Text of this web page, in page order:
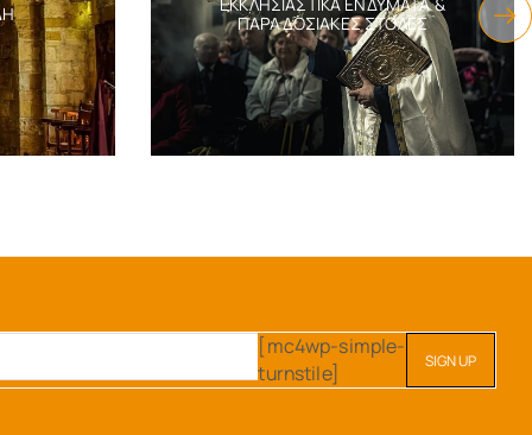
ΕΚΚΛΗΣΙΑΣΤΙΚΆ ΕΝΔΎΜΑΤΑ &
ΠΑΡΑΔΟΣΙΑΚΈΣ ΣΤΟΛΈΣ
[mc4wp-simple-
turnstile]